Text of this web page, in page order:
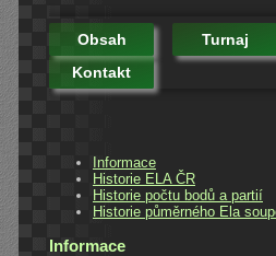
Obsah Turnaj
Kontakt
Informace
Historie ELA ČR
Historie počtu bodů a partií
Historie půměrného Ela
Informace